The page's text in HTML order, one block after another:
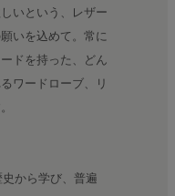
いという、レザー
いを込めて。常に
ドを持った、どん
ワードローブ、リ
から学び、普遍